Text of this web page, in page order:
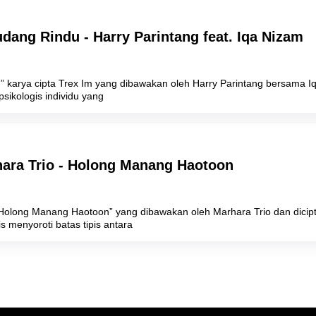
Rindu - Harry Parintang feat. Iqa Nizam
karya cipta Trex Im yang dibawakan oleh Harry Parintang bersama
individu yang
Trio - Holong Manang Haotoon
Manang Haotoon” yang dibawakan oleh Marhara Trio dan
menyoroti batas tipis antara